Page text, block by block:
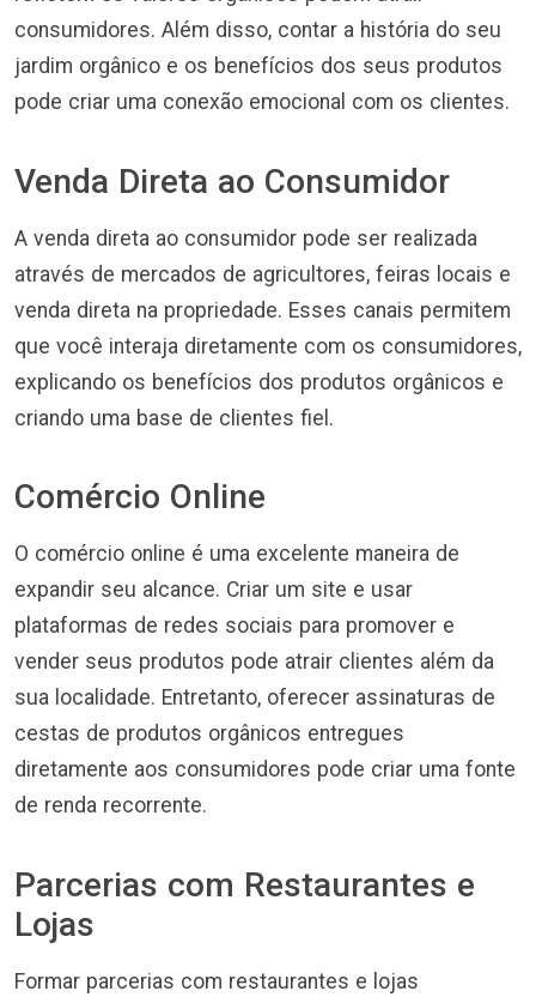
consumidores. Além disso, contar a história do seu
jardim orgânico e os benefícios dos seus produtos
pode criar uma conexão emocional com os clientes.
Venda Direta ao Consumidor
A venda direta ao consumidor pode ser realizada
através de mercados de agricultores, feiras locais e
venda direta na propriedade. Esses canais permitem
que você interaja diretamente com os consumidores,
explicando os benefícios dos produtos orgânicos e
criando uma base de clientes fiel.
Comércio Online
O comércio online é uma excelente maneira de
expandir seu alcance. Criar um site e usar
plataformas de redes sociais para promover e
vender seus produtos pode atrair clientes além da
sua localidade. Entretanto, oferecer assinaturas de
cestas de produtos orgânicos entregues
diretamente aos consumidores pode criar uma fonte
de renda recorrente.
Parcerias com Restaurantes e
Lojas
Formar parcerias com restaurantes e lojas